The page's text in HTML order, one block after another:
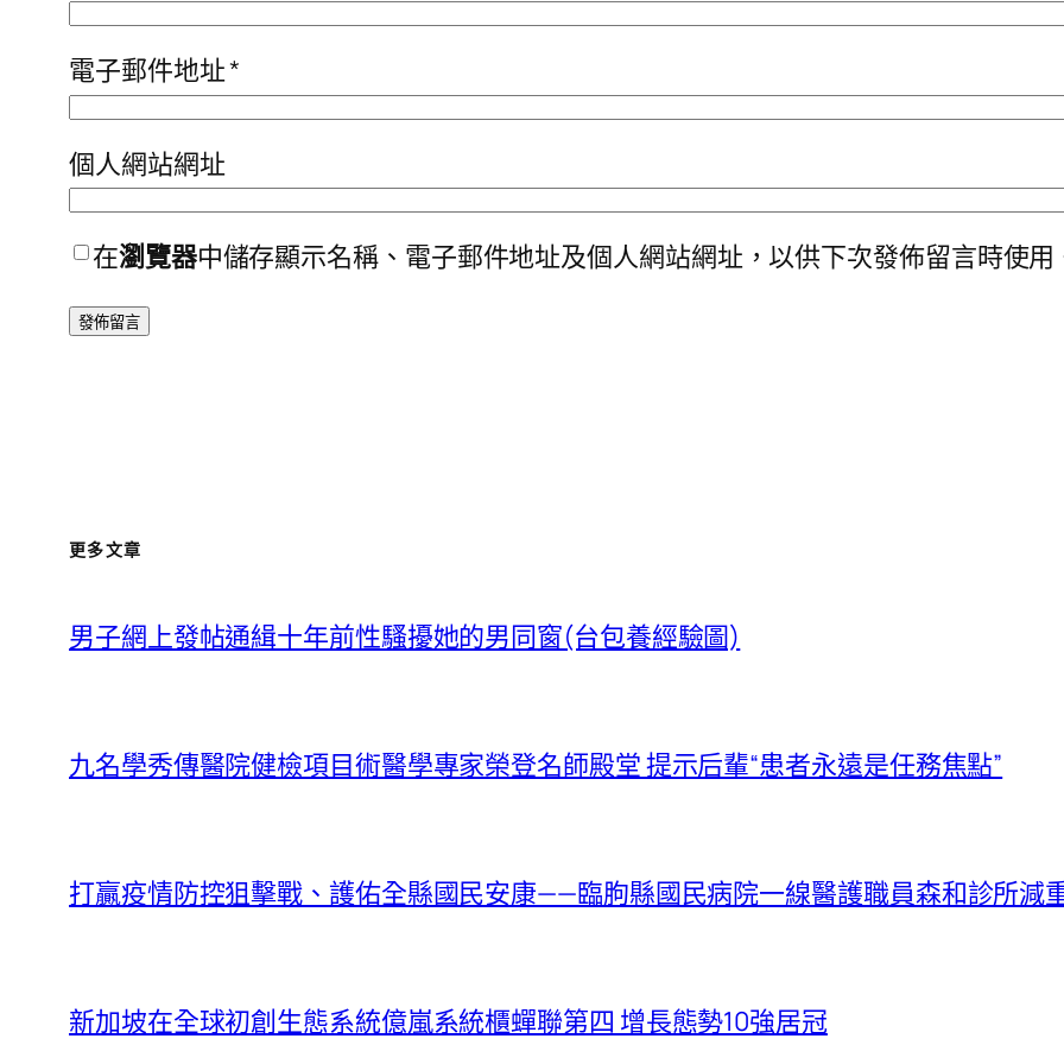
電子郵件地址*
個人網站網址
在瀏覽器中儲存顯示名稱、電子郵件地址及個人網站網址，以供下次發佈留言時使用
更多文章
男子網上發帖通緝十年前性騷擾她的男同窗(台包養經驗圖)
九名學秀傳醫院健檢項目術醫學專家榮登名師殿堂 提示后輩“患者永遠是任務焦點”
打贏疫情防控狙擊戰、護佑全縣國民安康——臨朐縣國民病院一線醫護職員森和診所減
新加坡在全球初創生態系統億嵐系統櫃蟬聯第四 增長態勢10強居冠